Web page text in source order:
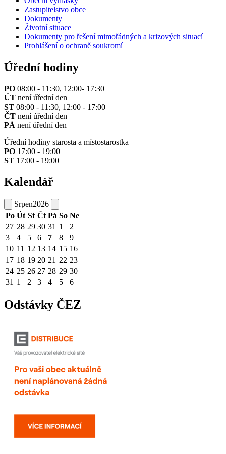
Zastupitelstvo obce
Dokumenty
Životní situace
Dokumenty pro řešení mimořádných a krizových situací
Prohlášení o ochraně soukromí
Úřední hodiny
PO 08:00 - 11:30, 12:00- 17:30
ÚT není úřední den
ST 08:00 - 11:30, 12:00 - 17:00
ČT není úřední den
PÁ není úřední den
Úřední hodiny starosta a místostarostka
PO 17:00 - 19:00
ST 17:00 - 19:00
Kalendář
Srpen2026
Po Út St Čt Pá So Ne
27 28 29 30 31 1
2
3
4 5 6 7 8
9
10 11 12 13 14 15 16
17 18 19 20 21 22 23
24 25 26 27 28 29 30
31 1 2 3 4 5 6
Odstávky ČEZ